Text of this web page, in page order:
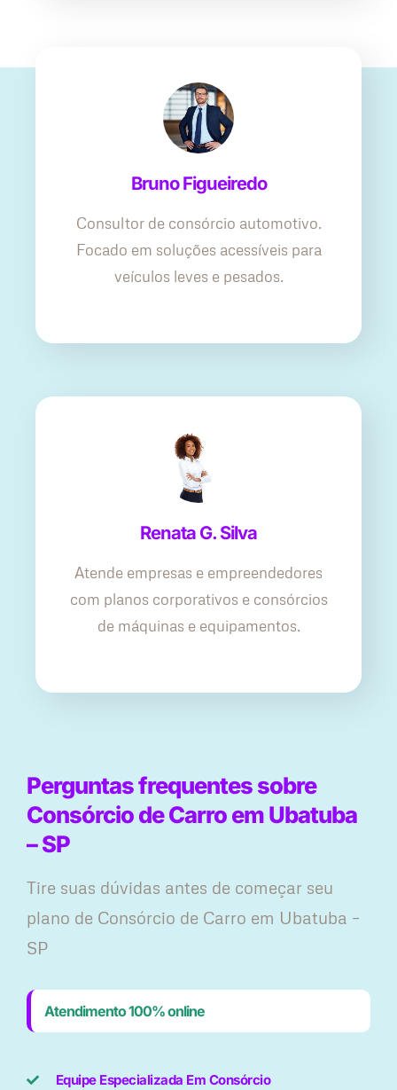
Bruno Figueiredo
Consultor de consórcio automotivo.
Focado em soluções acessíveis para
veículos leves e pesados.
Renata G. Silva
Atende empresas e empreendedores
com planos corporativos e consórcios
de máquinas e equipamentos.
Perguntas frequentes sobre
Consórcio de Carro em Ubatuba
– SP
Tire suas dúvidas antes de começar seu
plano ​de Consórcio de Carro em Ubatuba –
SP
Atendimento 100% online
Equipe Especializada Em Consórcio